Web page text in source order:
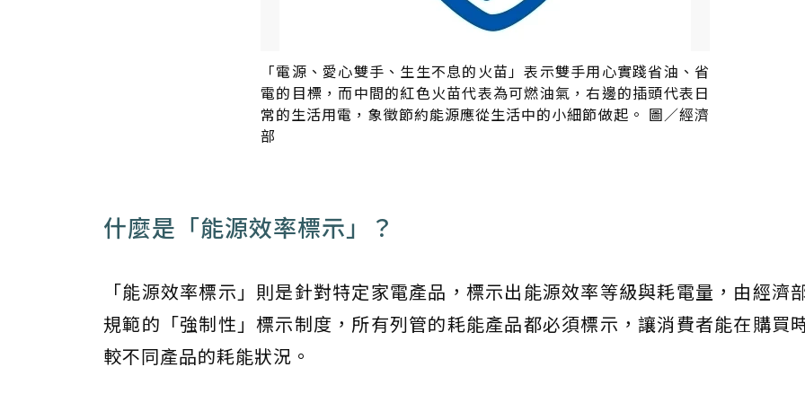
「電源、愛心雙手、生生不息的火苗」表示雙手用心實踐省油、省
電的目標，而中間的紅色火苗代表為可燃油氣，右邊的插頭代表日
常的生活用電，象徵節約能源應從生活中的小細節做起。 圖／經濟
部
什麼是「能源效率標示」？
「能源效率標示」則是針對特定家電產品，標示出能源效率等級與耗電量，由經濟
規範的「強制性」標示制度，所有列管的耗能產品都必須標示，讓消費者能在購買
較不同產品的耗能狀況。